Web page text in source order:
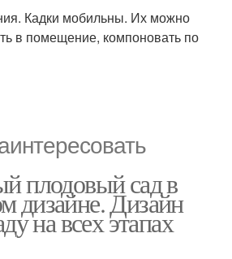
Кадки мобильны. Их можно
в помещение, компоновать по
плодовый сад в
дизайне. Дизайн
на всех этапах